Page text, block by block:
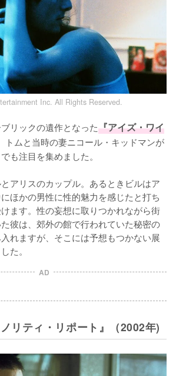
Inc. All Rights Reserved.
リックの遺作となった『アイズ・ワイ
トムと当時の妻ニコール・キッドマンが
も注目を集めました。
アリスのカップル。あるときビルはア
ほかの男性に性的魅力を感じたと打ち
ます。性の妄想に取りつかれながら街
彼は、郊外の館で行われていた秘密の
れますが、そこには予想もつかない展
た。
AD
ノリティ・リポート』（2002年)